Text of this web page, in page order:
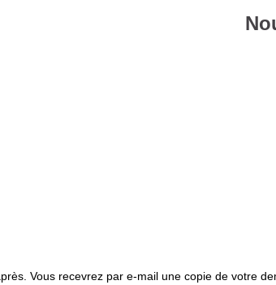
Vous recevrez par e-mail une copie de votre